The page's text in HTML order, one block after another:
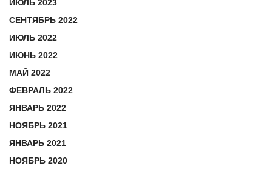
ИЮЛЬ 2023
СЕНТЯБРЬ 2022
ИЮЛЬ 2022
ИЮНЬ 2022
МАЙ 2022
ФЕВРАЛЬ 2022
ЯНВАРЬ 2022
НОЯБРЬ 2021
ЯНВАРЬ 2021
НОЯБРЬ 2020